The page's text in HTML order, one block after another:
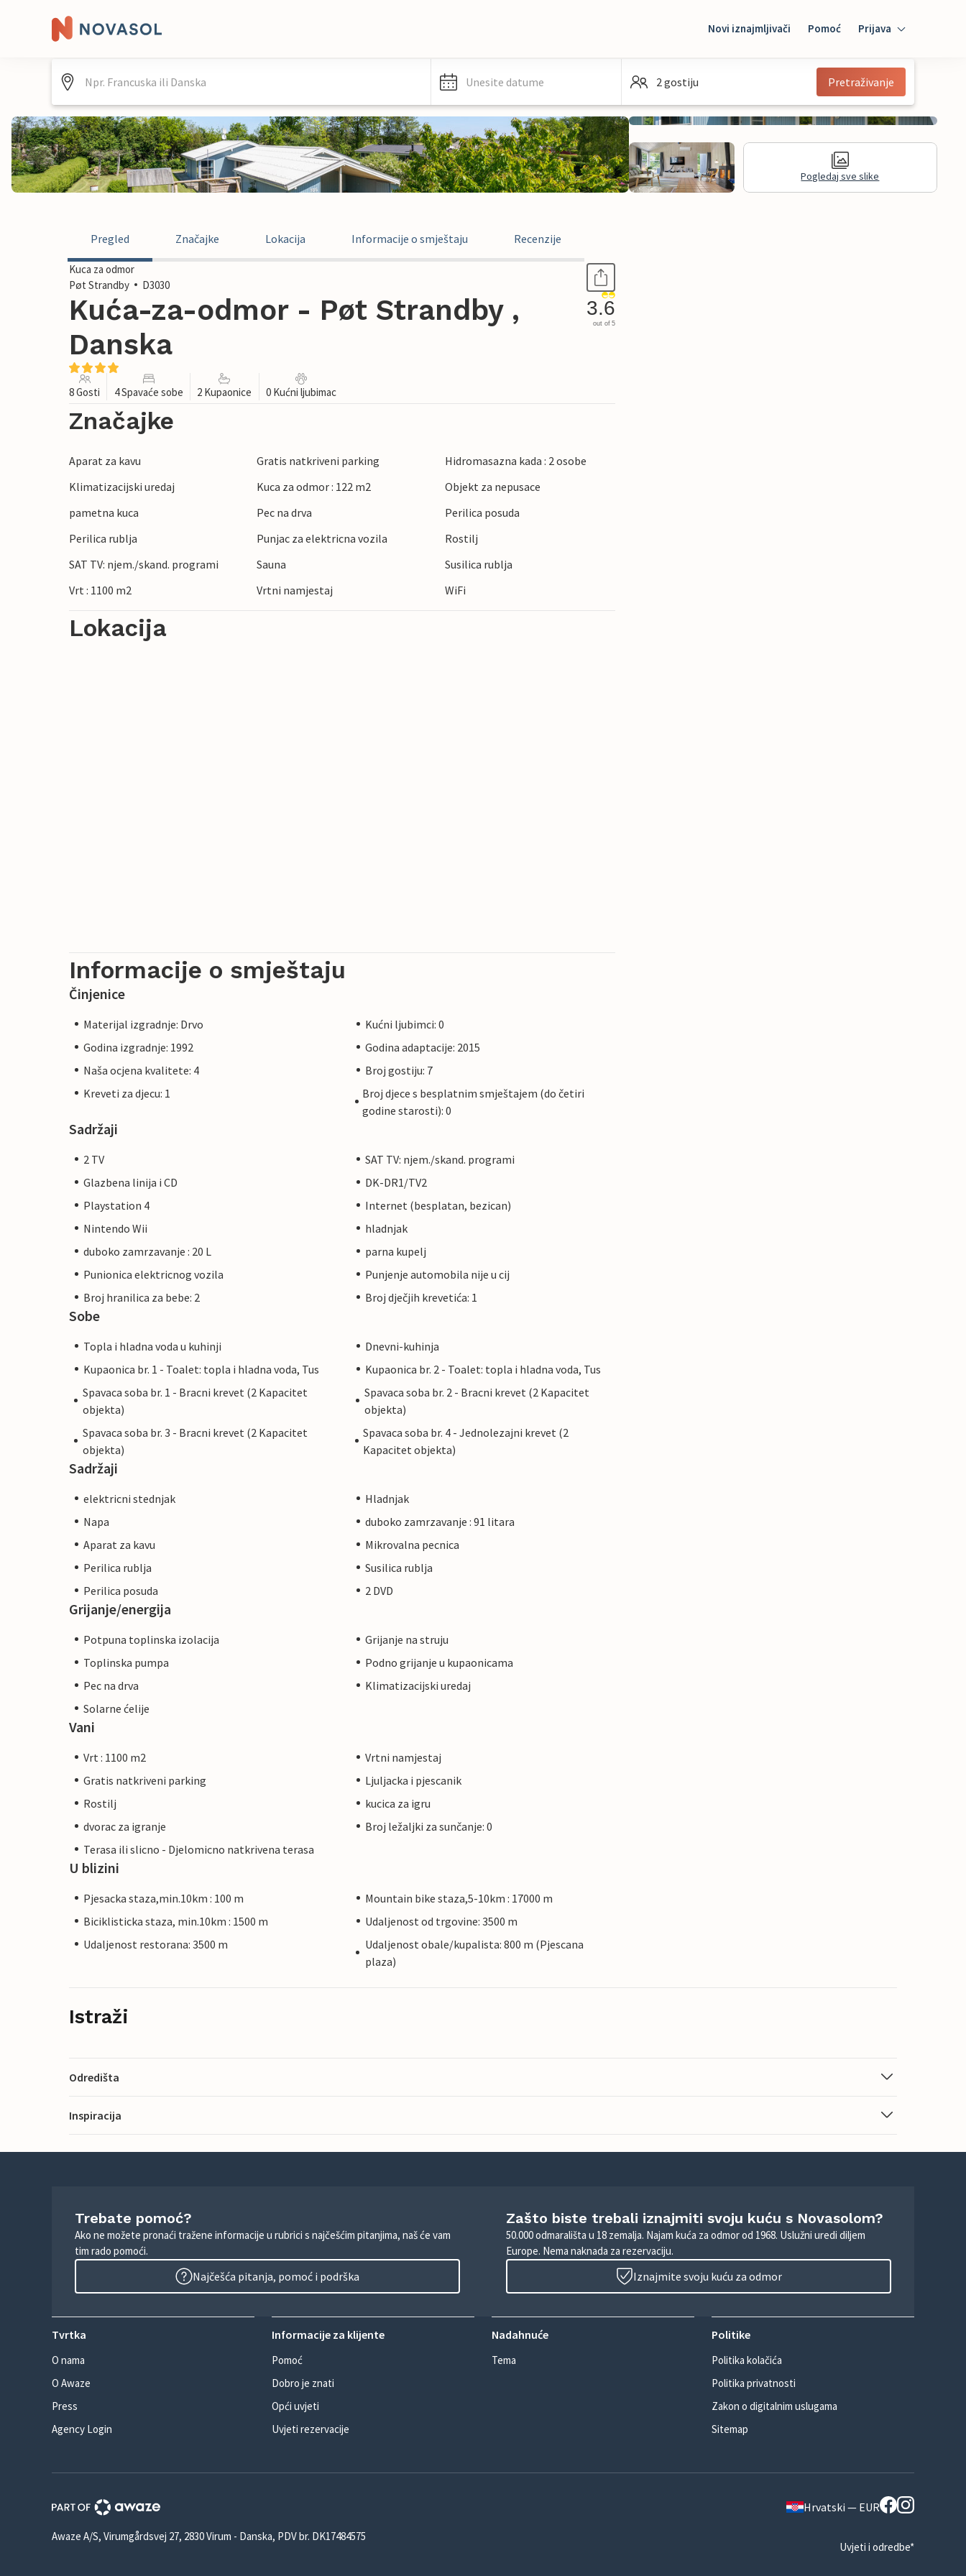
Novi iznajmljivači Pomoć Prijava
Mybooking
Unesite datume 2 gostiju Pretraživanje
Pogledaj sve slike
Pregled Značajke Lokacija Informacije o smještaju Recenzije
Kuca za odmor
Pøt Strandby
D3030
Kuća-za-odmor - Pøt Strandby ,
Danska
3.6
out of 5
8 Gosti 4 Spavaće sobe 2 Kupaonice 0 Kućni ljubimac
Značajke
Aparat za kavu Gratis natkriveni parking
Hidromasazna kada : 2 osobe
Klimatizacijski uredaj
Kuca za odmor : 122 m2
Objekt za nepusace
pametna kuca
Pec na drva
Perilica posuda
Perilica rublja
Punjac za elektricna vozila
Rostilj
SAT TV: njem./skand. programi
Sauna
Susilica rublja
Vrt : 1100 m2
Vrtni namjestaj WiFi
Lokacija
Informacije o smještaju
Činjenice
Materijal izgradnje: Drvo
Kućni ljubimci: 0
Godina izgradnje: 1992
Godina adaptacije: 2015
Naša ocjena kvalitete: 4
Broj gostiju: 7
Kreveti za djecu: 1
Broj djece s besplatnim smještajem (do četiri
godine starosti): 0
Sadržaji
2 TV
SAT TV: njem./skand. programi
Glazbena linija i CD
DK-DR1/TV2
Playstation 4
Internet (besplatan, bezican)
Nintendo Wii
hladnjak
duboko zamrzavanje : 20 L
parna kupelj
Punionica elektricnog vozila
Punjenje automobila nije u cij
Broj hranilica za bebe: 2
Broj dječjih krevetića: 1
Sobe
Topla i hladna voda u kuhinji
Dnevni-kuhinja
Kupaonica br. 1 - Toalet: topla i hladna voda, Tus
Kupaonica br. 2 - Toalet: topla i hladna voda, Tus
Spavaca soba br. 1 - Bracni krevet (2 Kapacitet
objekta)
Spavaca soba br. 2 - Bracni krevet (2 Kapacitet
objekta)
Spavaca soba br. 3 - Bracni krevet (2 Kapacitet
objekta)
Spavaca soba br. 4 - Jednolezajni krevet (2
Kapacitet objekta)
Sadržaji
elektricni stednjak
Hladnjak
Napa
duboko zamrzavanje : 91 litara
Aparat za kavu
Mikrovalna pecnica
Perilica rublja
Susilica rublja
Perilica posuda
2 DVD
Grijanje/energija
Potpuna toplinska izolacija
Grijanje na struju
Toplinska pumpa
Podno grijanje u kupaonicama
Pec na drva
Klimatizacijski uredaj
Solarne ćelije
Vani
Vrt : 1100 m2
Vrtni namjestaj
Gratis natkriveni parking
Ljuljacka i pjescanik
Rostilj
kucica za igru
dvorac za igranje
Broj ležaljki za sunčanje: 0
Terasa ili slicno - Djelomicno natkrivena terasa
U blizini
Pjesacka staza,min.10km : 100 m
Mountain bike staza,5-10km : 17000 m
Biciklisticka staza, min.10km : 1500 m
Udaljenost od trgovine: 3500 m
Udaljenost restorana: 3500 m
Udaljenost obale/kupalista: 800 m (Pjescana
plaza)
Istraži
Odredišta
Inspiracija
Trebate pomoć?
Ako ne možete pronaći tražene informacije u rubrici s najčešćim pitanjima, naš će vam
tim rado pomoći.
Najčešća pitanja, pomoć i podrška
Zašto biste trebali iznajmiti svoju kuću s Novasolom?
50.000 odmarališta u 18 zemalja. Najam kuća za odmor od 1968. Uslužni uredi diljem
Europe. Nema naknada za rezervaciju.
Iznajmite svoju kuću za odmor
Tvrtka
O nama
O Awaze
Press
Agency Login
Informacije za klijente
Pomoć
Dobro je znati
Opći uvjeti
Uvjeti rezervacije
Nadahnuće
Tema
Politike
Politika kolačića
Politika privatnosti
Zakon o digitalnim uslugama
Sitemap
Hrvatski — EUR
Awaze A/S, Virumgårdsvej 27, 2830 Virum - Danska, PDV br. DK17484575
Uvjeti i odredbe*